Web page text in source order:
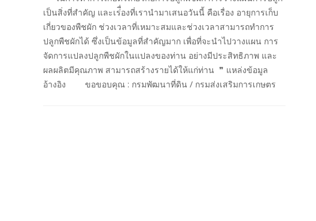
เป็นสิ่งที่สำคัญ และเร่ื่องที่เรานำมาเสนอวันนี้ คือเรื่อง อายุการเก็บ
เกี่ยวของพืชผัก ช่วงเวลาที่เหมาะสมและช่วงเวลาสามารถทำการ
ปลูกพืชผักได้ ซึ่งเป็นข้อมูลที่สำคัญมาก เพื่อที่จะนำไปวางแผน การ
จัดการแปลงปลูกพืชผักในแปลงของท่าน อย่างมีประสิทธิภาพ และ
ผลผลิตมีคุณภาพ สามารถสร้างรายได้ให้แก่ท่าน ❞ แหล่งข้อมูล
อ้างอิง ขอขอบคุณ : กรมพัฒนาที่ดิน / กรมส่งเสริมการเกษตร